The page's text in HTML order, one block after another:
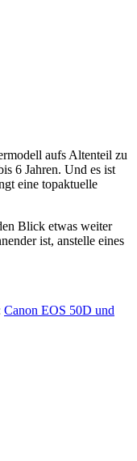
aufs Altenteil zu
6 Jahren. Und es ist
eine topaktuelle
Blick etwas weiter
ist, anstelle eines
Canon EOS 50D und